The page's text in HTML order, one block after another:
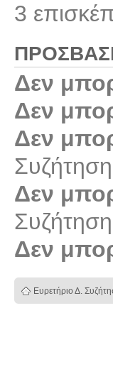
3
Δεν
Δεν
Δεν
Συζήτηση
Δεν
Συζήτηση
Δεν
Ευρετήριο Δ.